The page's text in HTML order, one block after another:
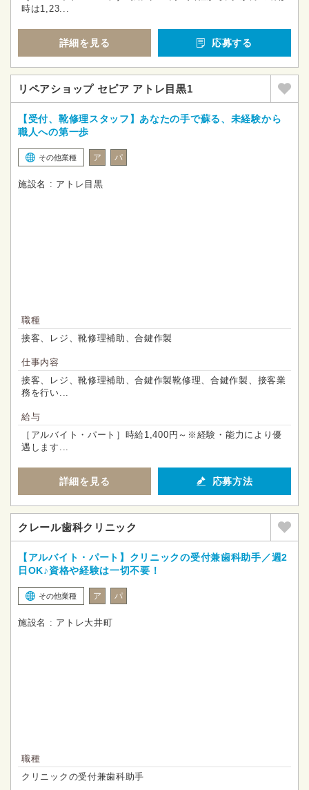
時は1,23...
詳細を見る 応募する
リペアショップ セピア アトレ目黒1
【受付、靴修理スタッフ】あなたの手で蘇る、未経験から
職人への第一歩
その他業種 ア パ
施設名 : アトレ目黒
職種
接客、レジ、靴修理補助、合鍵作製
仕事内容
接客、レジ、靴修理補助、合鍵作製靴修理、合鍵作製、接客業
務を行い...
給与
［アルバイト・パート］時給1,400円～※経験・能力により優
遇します...
詳細を見る 応募方法
クレール歯科クリニック
【アルバイト・パート】クリニックの受付兼歯科助手／週2
日OK♪資格や経験は一切不要！
その他業種 ア パ
施設名 : アトレ大井町
職種
クリニックの受付兼歯科助手